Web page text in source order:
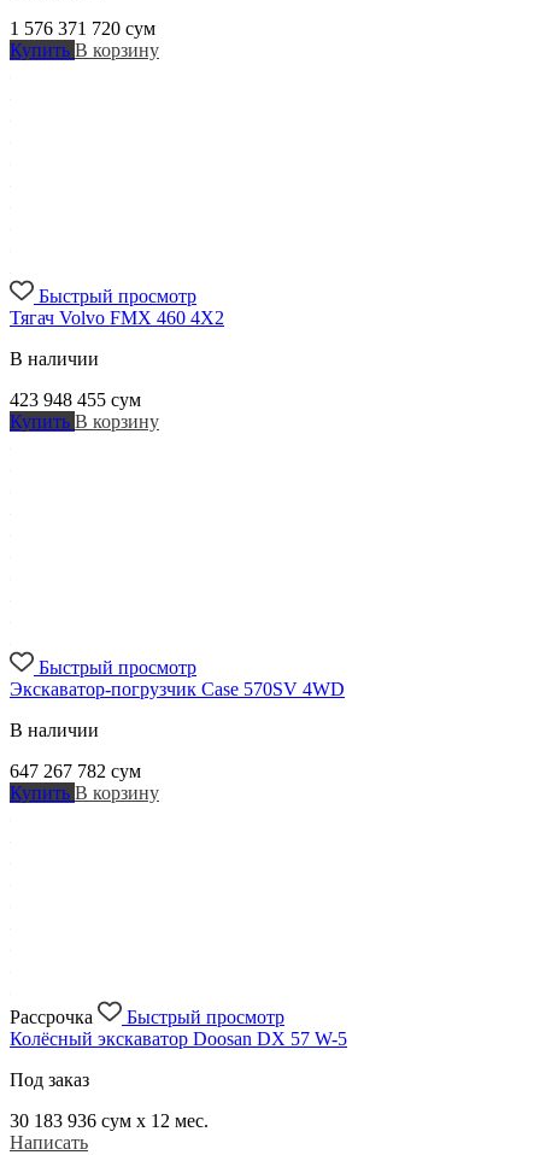
1 576 371 720 сум
Купить В корзину
Быстрый просмотр
Тягач Volvo FMX 460 4X2
В наличии
423 948 455 сум
Купить В корзину
Быстрый просмотр
Экскаватор-погрузчик Case 570SV 4WD
В наличии
647 267 782 сум
Купить В корзину
Рассрочка
Быстрый просмотр
Колёсный экскаватор Doosan DX 57 W-5
Под заказ
30 183 936 сум x 12 мес.
Написать